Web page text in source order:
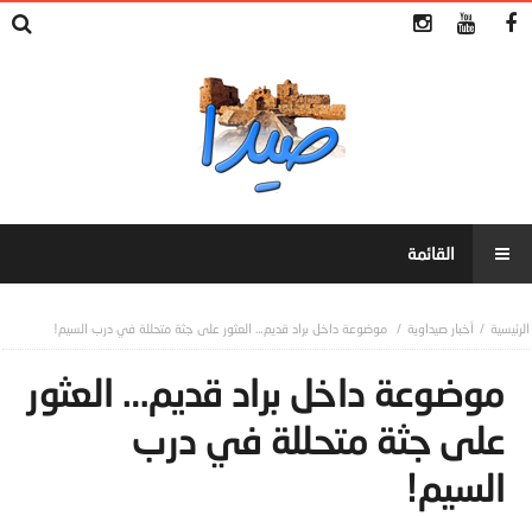
أخبار صيداوية موضوعة داخل براد قديم… العثور على جثة متحللة في درب السيم!
موضوعة داخل براد قديم… العثور
على جثة متحللة في درب
السيم!